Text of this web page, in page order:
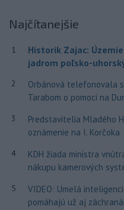
Najčítanejšie
1
Historik Zajac:
jadrom poľsko-
2
Orbánová telefonovala
Tarabom o pomoci na
3
Predstavitelia Mladého
oznámenie na I. Korčoka
4
KDH žiada ministra
nákupu kamerových
5
VIDEO: Umelá
pomáhajú už aj